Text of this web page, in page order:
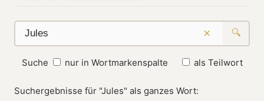
× 🔍
Suche nur in Wortmarkenspalte als Teilwort
Suchergebnisse für "Jules" als ganzes Wort: